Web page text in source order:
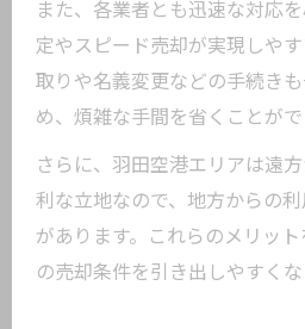
情
羽田空港エリアの中
しよう
高額査定が期待でき
中古車買取業者の選
い
羽田空港周辺の中古
説
また、各業者とも迅速な対応
定やスピード売却が実現しや
取りや名義変更などの手続き
め、煩雑な手間を省くことがで
さらに、羽田空港エリアは遠
利な立地なので、地方からの
があります。これらのメリッ
の売却条件を引き出しやすくな